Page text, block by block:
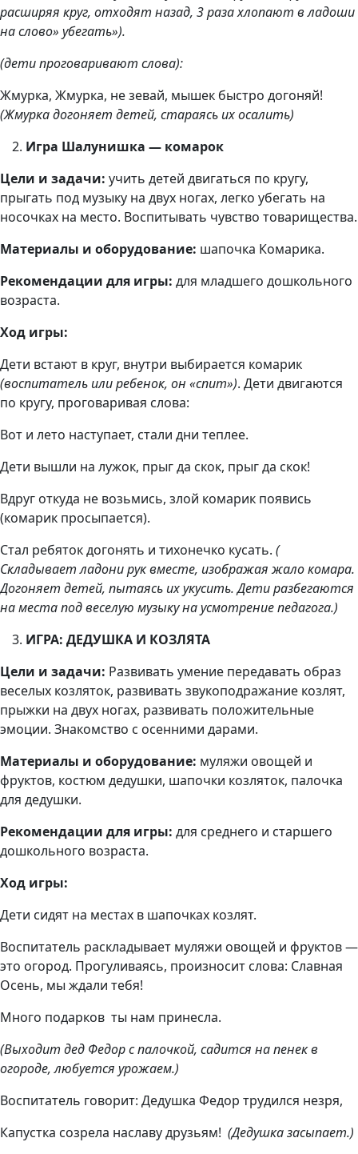
расширяя круг, отходят назад, 3 раза хлопают в ладоши
на слово» убегать»).
(дети проговаривают слова):
Жмурка, Жмурка, не зевай, мышек быстро догоняй!
(Жмурка догоняет детей, стараясь их осалить)
Игра Шалунишка — комарок
Цели и задачи: учить детей двигаться по кругу,
прыгать под музыку на двух ногах, легко убегать на
носочках на место. Воспитывать чувство товарищества.
Материалы и оборудование: шапочка Комарика.
Рекомендации для игры: для младшего дошкольного
возраста.
Ход игры:
Дети встают в круг, внутри выбирается комарик
(воспитатель или ребенок, он «спит»). Дети двигаются
по кругу, проговаривая слова:
Вот и лето наступает, стали дни теплее.
Дети вышли на лужок, прыг да скок, прыг да скок!
Вдруг откуда не возьмись, злой комарик появись
(комарик просыпается).
Стал ребяток догонять и тихонечко кусать. (
Складывает ладони рук вместе, изображая жало комара.
Догоняет детей, пытаясь их укусить. Дети разбегаются
на места под веселую музыку на усмотрение педагога.)
ИГРА: ДЕДУШКА И КОЗЛЯТА
Цели и задачи: Развивать умение передавать образ
веселых козляток, развивать звукоподражание козлят,
прыжки на двух ногах, развивать положительные
эмоции. Знакомство с осенними дарами.
Материалы и оборудование: муляжи овощей и
фруктов, костюм дедушки, шапочки козляток, палочка
для дедушки.
Рекомендации для игры: для среднего и старшего
дошкольного возраста.
Ход игры:
Дети сидят на местах в шапочках козлят.
Воспитатель раскладывает муляжи овощей и фруктов —
это огород. Прогуливаясь, произносит слова: Славная
Осень, мы ждали тебя!
Много подарков ты нам принесла.
(Выходит дед Федор с палочкой, садится на пенек в
огороде, любуется урожаем.)
Воспитатель говорит: Дедушка Федор трудился незря,
Капустка созрела наславу друзьям! (Дедушка засыпает.)